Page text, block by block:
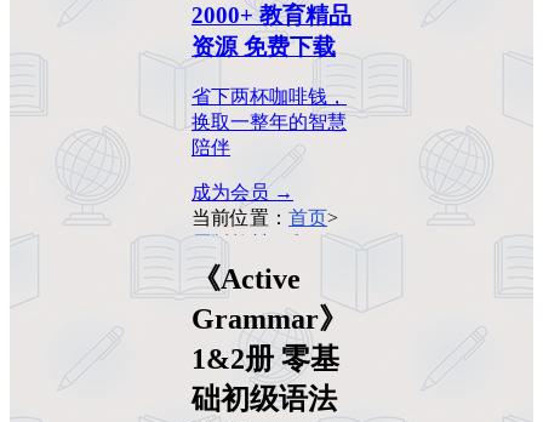
2000+ 教育精品
资源 免费下载
省下两杯咖啡钱，
换取一整年的智慧
陪伴
成为会员 →
当前位置： 首页>
原版教材
《Active
Grammar》1&2册
零基础初级语法教
材PDF
《Active
Grammar》
1&2册 零基
础初级语法